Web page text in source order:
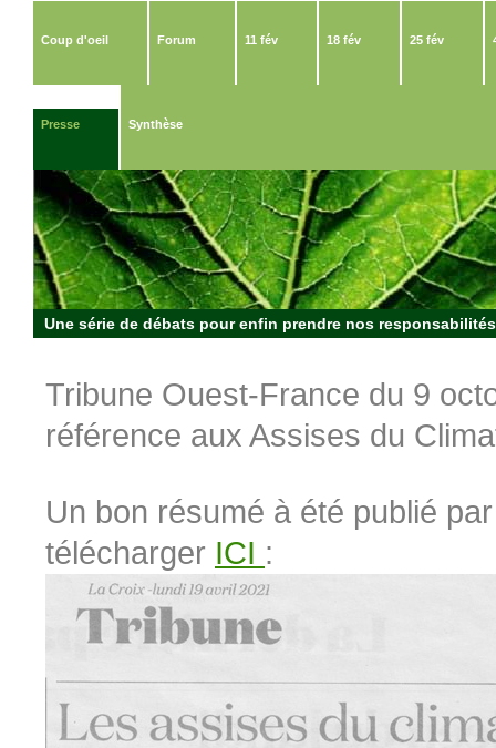
Coup d'oeil Forum 11 fév 18 fév 25 fév
Presse Synthèse
Une série de débats pour enfin prendre nos
Tribune Ouest-France du 9
référence aux Assises du
Un bon résumé à été publié
télécharger ICI :